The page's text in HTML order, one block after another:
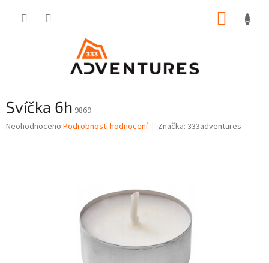
Svíčka 6h 9869
Průměrné
Neohodnoceno Podrobnosti hodnocení Značka: 333adventures